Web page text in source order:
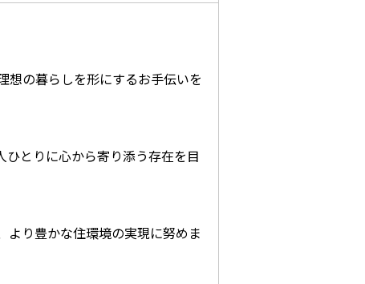
想の暮らしを形にするお手伝いを
とりに心から寄り添う存在を目
より豊かな住環境の実現に努めま